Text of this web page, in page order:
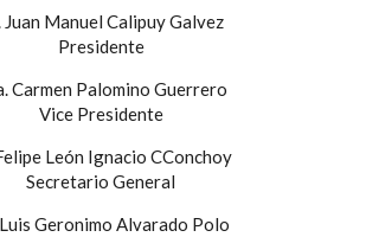
Juan Manuel Calipuy Galvez
Presidente
Carmen Palomino Guerrero
Vice Presidente
León Ignacio CConchoy
Secretario General
Geronimo Alvarado Polo